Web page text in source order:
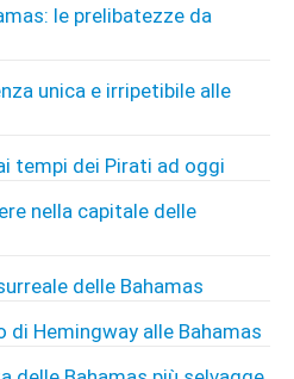
le prelibatezze da
unica e irripetibile alle
tempi dei Pirati ad oggi
nella capitale delle
delle Bahamas
Hemingway alle Bahamas